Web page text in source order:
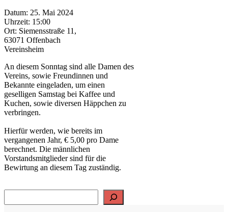
Datum: 25. Mai 2024
Uhrzeit: 15:00
Ort: Siemensstraße 11,
63071 Offenbach
Vereinsheim
An diesem Sonntag sind alle Damen des
Vereins, sowie Freundinnen und
Bekannte eingeladen, um einen
geselligen Samstag bei Kaffee und
Kuchen, sowie diversen Häppchen zu
verbringen.
Hierfür werden, wie bereits im
vergangenen Jahr, € 5,00 pro Dame
berechnet. Die männlichen
Vorstandsmitglieder sind für die
Bewirtung an diesem Tag zuständig.